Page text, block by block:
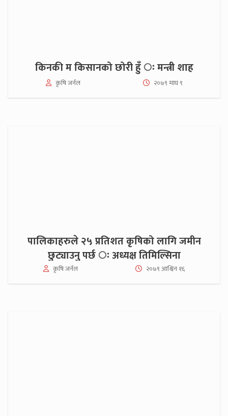
किनकी म किसानको छोरी हुँ ः मन्त्री शाह
कृषि जर्नल २०७९ माघ ९
पालिकाहरुले २५ प्रतिशत कृषिको लागि जमीन
छुट्याउनु पर्छ ः अध्यक्ष तिमिल्सिना
कृषि जर्नल २०७९ आश्विन १६